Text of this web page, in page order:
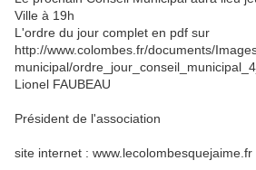
Ville à 19h
L'ordre du jour complet en pdf sur
http://www.colombes.fr/documents/
municipal/
Lionel FAUBEAU
Président de l'association
site internet : www.lecolombesquejaime.fr